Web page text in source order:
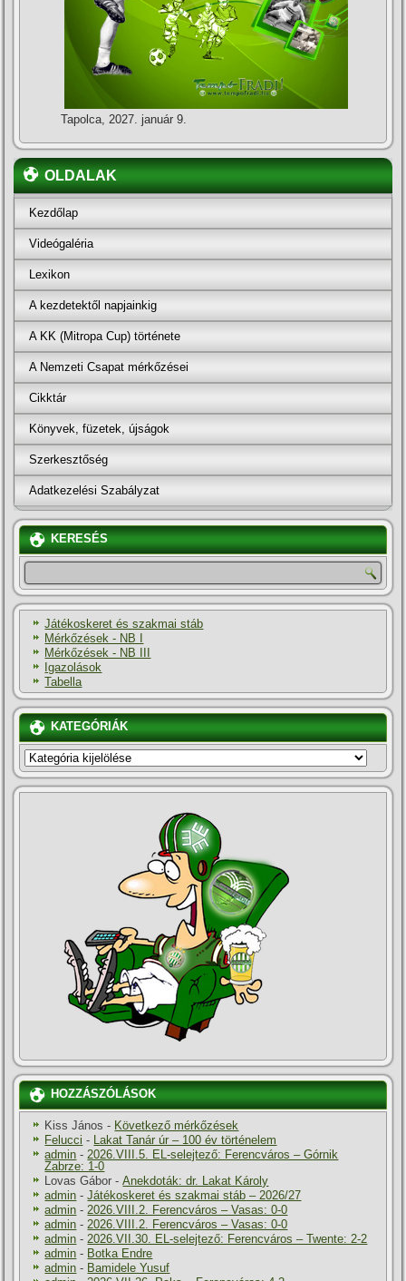
Tapolca, 2027. január 9.
OLDALAK
Kezdőlap
Videógaléria
Lexikon
A kezdetektől napjainkig
A KK (Mitropa Cup) története
A Nemzeti Csapat mérkőzései
Cikktár
Könyvek, füzetek, újságok
Szerkesztőség
Adatkezelési Szabályzat
KERESÉS
Játékoskeret és szakmai stáb
Mérkőzések - NB I
Mérkőzések - NB III
Igazolások
Tabella
KATEGÓRIÁK
KATEGÓRIÁK
HOZZÁSZÓLÁSOK
Kiss János - Következő mérkőzések
Felucci - Lakat Tanár úr – 100 év történelem
admin -2026.VIII.5. EL-selejtező: Ferencváros – Górnik
Zabrze: 1-0
Lovas Gábor -Anekdoták: dr. Lakat Károly
admin -Játékoskeret és szakmai stáb – 2026/27
admin -2026.VIII.2. Ferencváros – Vasas: 0-0
admin -2026.VIII.2. Ferencváros – Vasas: 0-0
admin -2026.VII.30. EL-selejtező: Ferencváros – Twente: 2-2
admin - Botka Endre
admin - Bamidele Yusuf